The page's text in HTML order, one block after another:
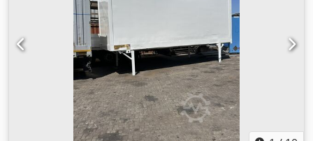
Beschriftung ist nur Folie Wechselbrücken und Lafetten
sind viele am Lager ! ##### BITTE ANRUFEN - KEINE EMAIL
! ##### ANLIEFERUNG IST DEUTSCHLANDWEIT MÖGLICH !
MEPO-NUTZFAHRZEUGE LIEFERT SEIT 1983 ! Djdszrignopfx
Ak Dock BESICHTIGUNG NUR MIT TERMIN ! #####